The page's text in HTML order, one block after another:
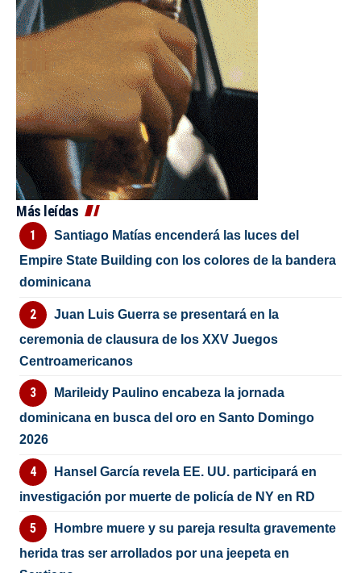
Más leídas
Santiago Matías encenderá las luces del
Empire State Building con los colores de la bandera
dominicana
Juan Luis Guerra se presentará en la
ceremonia de clausura de los XXV Juegos
Centroamericanos
Marileidy Paulino encabeza la jornada
dominicana en busca del oro en Santo Domingo
2026
Hansel García revela EE. UU. participará en
investigación por muerte de policía de NY en RD
Hombre muere y su pareja resulta gravemente
herida tras ser arrollados por una jeepeta en